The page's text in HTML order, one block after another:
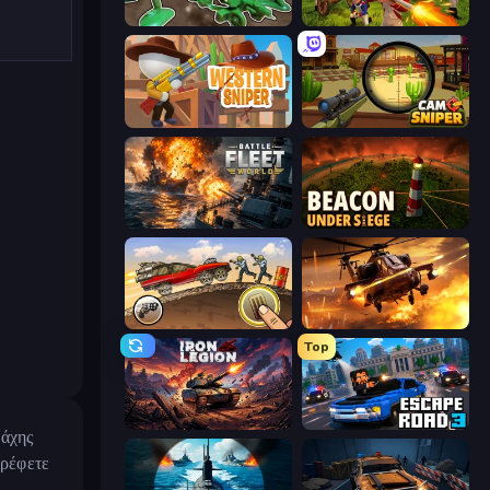
Soldiers - Capture and Control! Redcoats.io
Western Sniper Camo Sniper
Battle Fleet World Beacon Under Siege
Earn to Die: Zombie Ride Heli Military Base
Iron Legion
Top
Escape Road 3